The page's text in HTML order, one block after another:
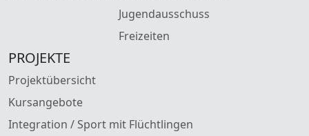
Jugendausschuss
Freizeiten
PROJEKTE
Projektübersicht
Kursangebote
Integration / Sport mit Flüchtlingen